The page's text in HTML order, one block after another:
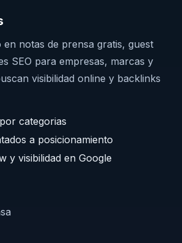
en notas de prensa gratis, guest
SEO para empresas, marcas y
visibilidad online y backlinks
categorias
a posicionamiento
y visibilidad en Google